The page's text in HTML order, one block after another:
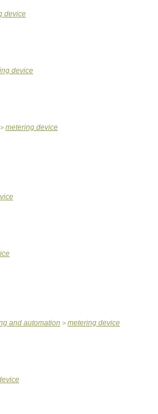
device
device
> metering device
and automation > metering device